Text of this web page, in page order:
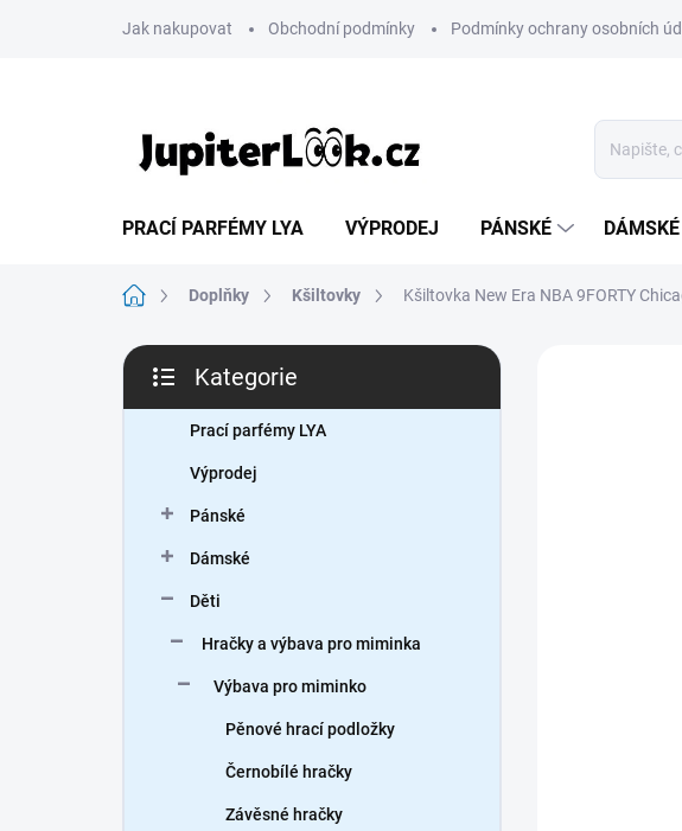
Jak nakupovat Obchodní podmínky Podmínky ochrany osobních
PRACÍ PARFÉMY LYA VÝPRODEJ PÁNSKÉ DÁMSKÉ
Domů Doplňky Kšiltovky Kšiltovka New Era NBA 9FORTY
P
s
kategorie
Kategorie
Prací parfémy LYA
Výprodej
Pánské
Dámské
Děti
Hračky a výbava pro miminka
Výbava pro miminko
Pěnové hrací podložky
Černobílé hračky
Závěsné hračky